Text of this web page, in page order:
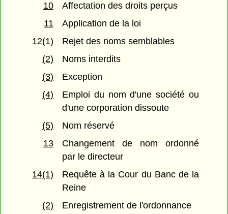
10
Affectation des droits perçus
11
Application de la loi
12(1)
Rejet des noms semblables
(2)
Noms interdits
(3)
Exception
(4)
Emploi du nom d'une société ou
d'une corporation dissoute
(5)
Nom réservé
13
Changement de nom ordonné
par le directeur
14(1)
Requête à la Cour du Banc de la
Reine
(2)
Enregistrement de l'ordonnance